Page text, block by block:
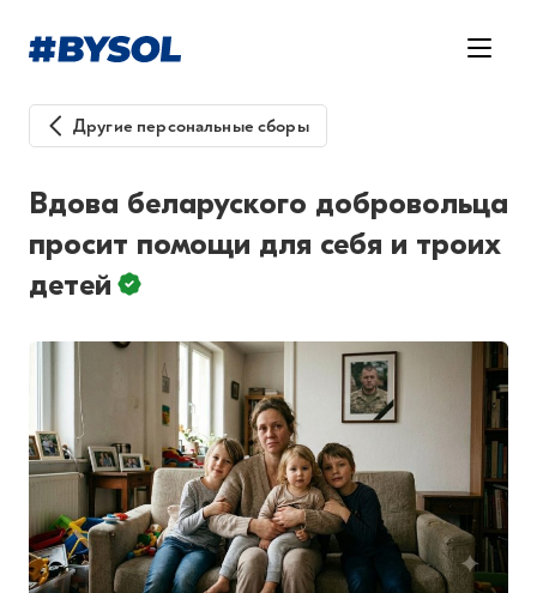
Другие персональные сборы
Вдова беларуского добровольца
просит помощи для себя и троих
детей